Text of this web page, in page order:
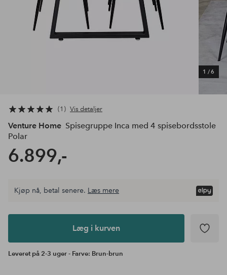
1 /6
1 Vis detaljer
Venture Home Spisegruppe Inca med 4 spisebordsstole
Polar
6.899,-
Læg i
Kjøp nå, betal senere. Læs mere
Læg i kurven
Leveret på 2-3 uger - Farve: Brun-brun